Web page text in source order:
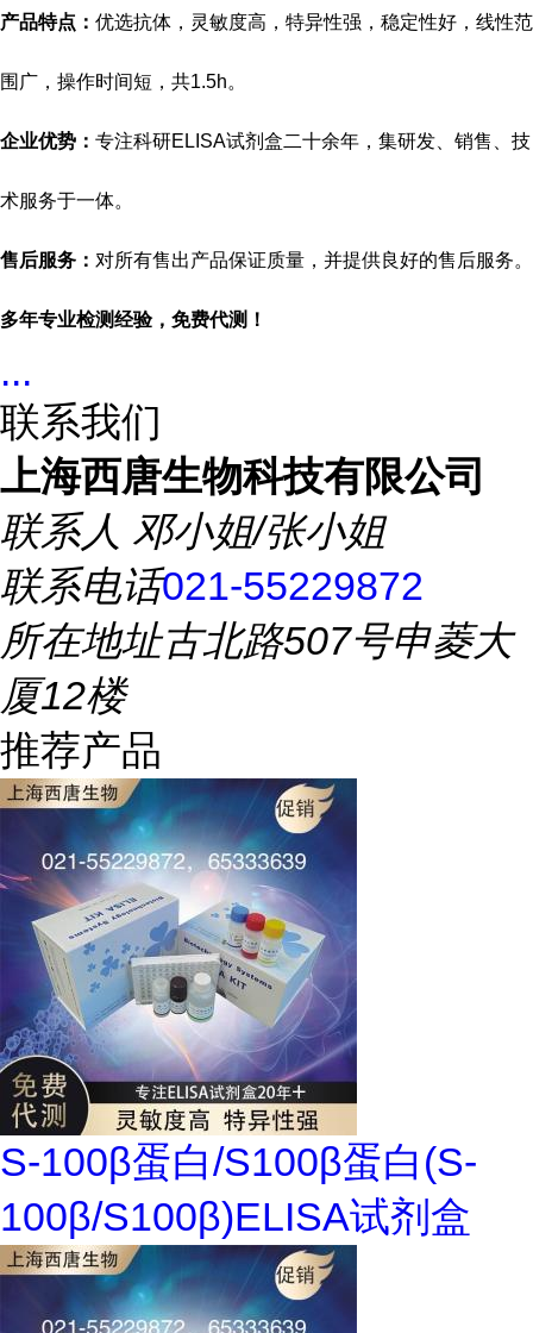
产品特点： 优选抗体，灵敏度高，特异性强，稳定性好，线性范
围广，操作时间短，共1.5h。
企业优势： 专注科研ELISA试剂盒二十余年，集研发、销售、技
术服务于一体。
售后服务： 对所有售出产品保证质量，并提供良好的售后服务。
多年专业检测经验，免费代测！
...
联系我们
上海西唐生物科技有限公司
联系人 邓小姐/张小姐
联系电话021-55229872
所在地址古北路507号申菱大
厦12楼
推荐产品
S-100β蛋白/S100β蛋白(S-
100β/S100β)ELISA试剂盒